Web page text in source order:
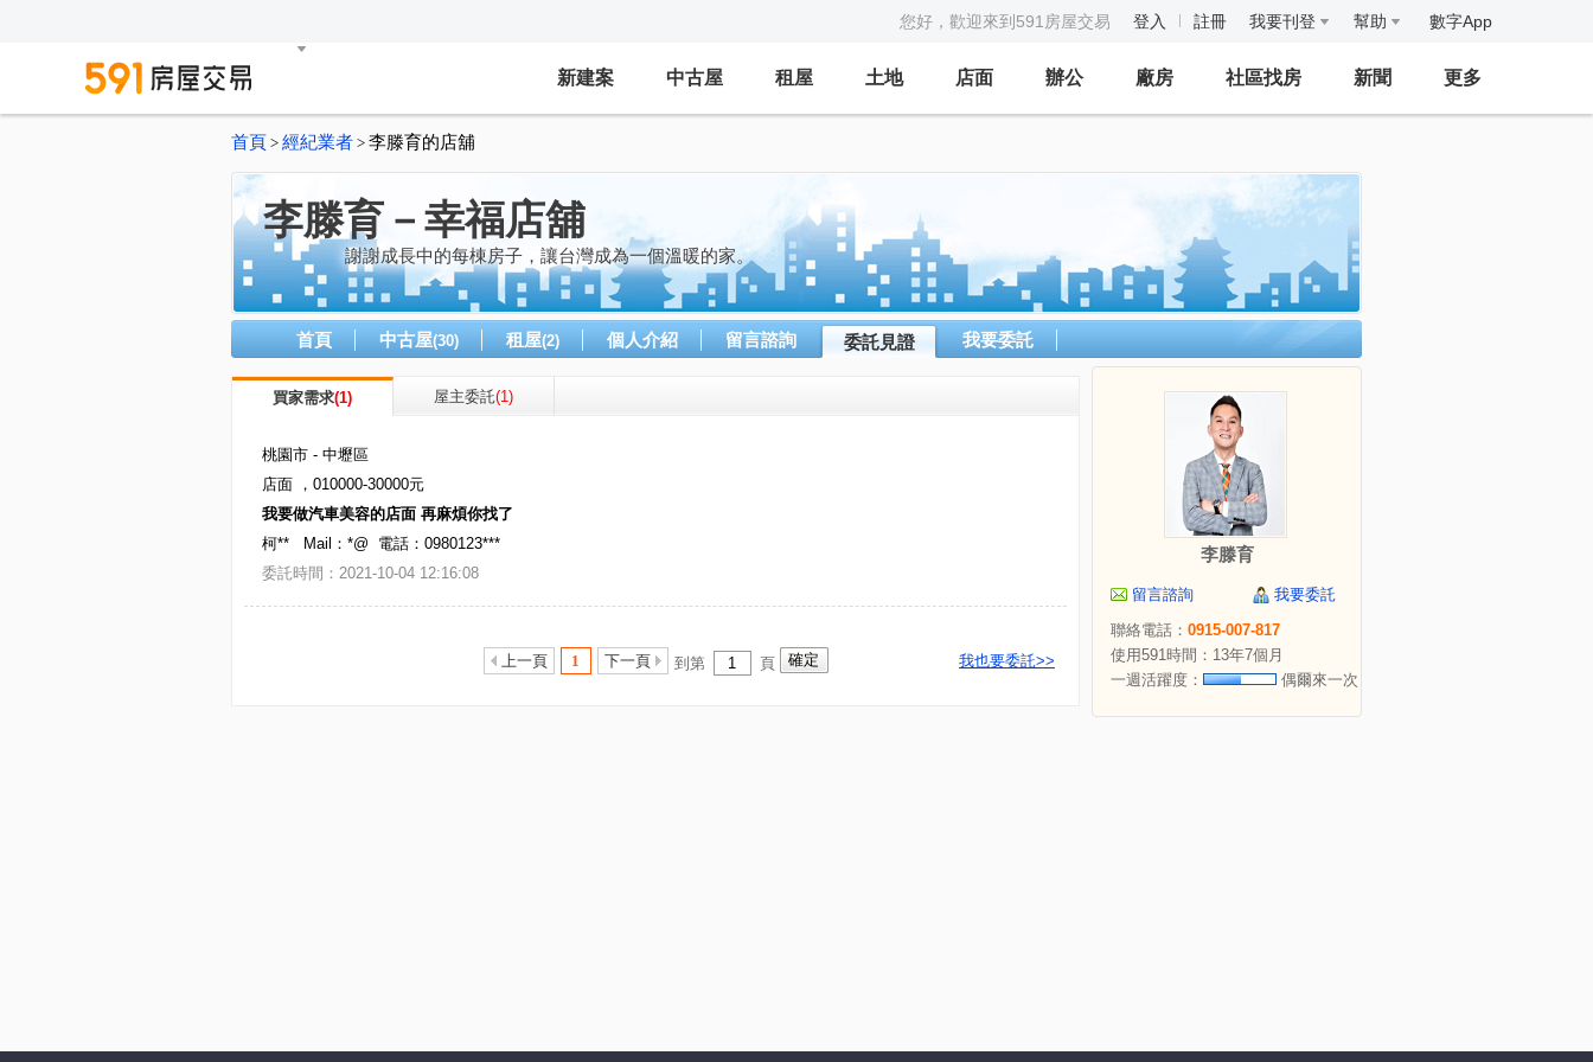
您好，歡迎來到591房屋交易 登入 註冊 我要刊登 幫助 數字App
新建案 中古屋 租屋 土地 店面 辦公 廠房 社區找房 新聞 更多
首頁 > 經紀業者 > 李滕育的店舖
李滕育－幸福店舖
謝謝成長中的每棟房子，讓台灣成為一個溫暖的家。
首頁 中古屋(30) 租屋(2) 個人介紹 留言諮詢 委託見證 我要委託
買家需求(1) 屋主委託(1)
桃園市 - 中壢區
店面 ，010000-30000元
我要做汽車美容的店面 再麻煩你找了
柯** Mail：*@ 電話：0980123***
委託時間：2021-10-04 12:16:08
上一頁 1 下一頁 到第 頁 我也要委託>>
李滕育
留言諮詢
我要委託
聯絡電話： 0915-007-817
使用591時間：13年7個月
一週活躍度：
偶爾來一次